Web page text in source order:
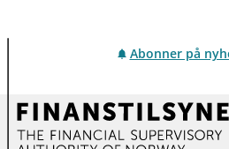
Abonner på